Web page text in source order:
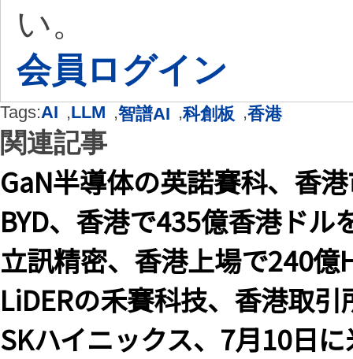
い。
会員ログイン
Tags:AI ,LLM ,智譜AI ,科創板 ,香港
関連記事
GaN半導体の英諾賽科、香
BYD、香港で435億香港ド
立訊精密、香港上場で240億
LiDERの禾賽科技、香港取
SKハイニックス、7月10日